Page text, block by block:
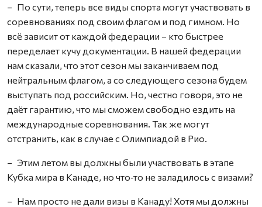
– По сути, теперь все виды спорта могут участвовать в
соревнованиях под своим флагом и под гимном. Но
всё зависит от каждой федерации – кто быстрее
переделает кучу документации. В нашей федерации
нам сказали, что этот сезон мы заканчиваем под
нейтральным флагом, а со следующего сезона будем
выступать под российским. Но, честно говоря, это не
даёт гарантию, что мы сможем свободно ездить на
международные соревнования. Так же могут
отстранить, как в случае с Олимпиадой в Рио.
– Этим летом вы должны были участвовать в этапе
Кубка мира в Канаде, но что‑то не заладилось с визами?
– Нам просто не дали визы в Канаду! Хотя мы должны